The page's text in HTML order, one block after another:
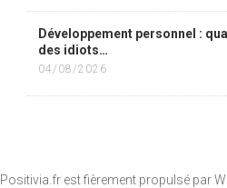
Développement personnel :
des idiots…
04/08/2026
Positivia.fr est fièrement propulsé par